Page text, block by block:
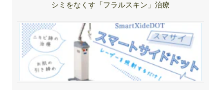
シミをなくす「フラルスキン」治療